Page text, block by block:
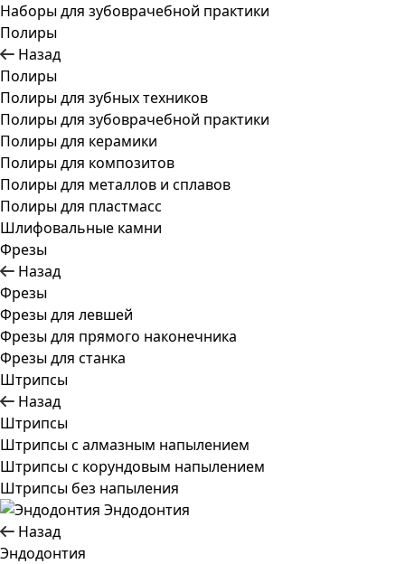
Наборы для зубоврачебной практики
Полиры
Назад
Полиры
Полиры для зубных техников
Полиры для зубоврачебной практики
Полиры для керамики
Полиры для композитов
Полиры для металлов и сплавов
Полиры для пластмасс
Шлифовальные камни
Фрезы
Назад
Фрезы
Фрезы для левшей
Фрезы для прямого наконечника
Фрезы для станка
Штрипсы
Назад
Штрипсы
Штрипсы c алмазным напылением
Штрипсы c корундовым напылением
Штрипсы без напыления
Эндодонтия
Назад
Эндодонтия